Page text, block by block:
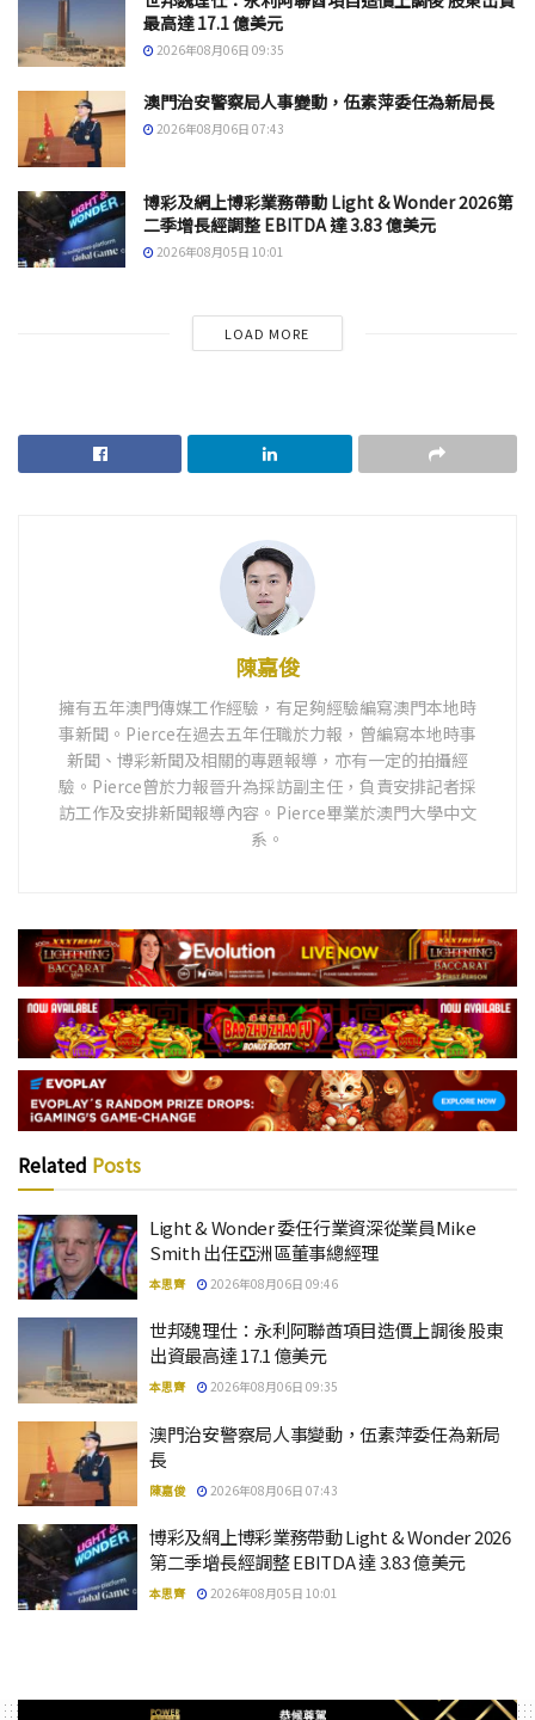
最高達 17.1 億美元
2026年08月06日 09:35
澳門治安警察局人事變動，伍素萍委任為新局長
2026年08月06日 07:43
博彩及網上博彩業務帶動 Light & Wonder 2026第
二季增長經調整 EBITDA 達 3.83 億美元
2026年08月05日 10:01
LOAD MORE
陳嘉俊
擁有五年澳門傳媒工作經驗，有足夠經驗編寫澳門本地時
事新聞。Pierce在過去五年任職於力報，曾編寫本地時事
新聞、博彩新聞及相關的專題報導，亦有一定的拍攝經
驗。Pierce曾於力報晉升為採訪副主任，負責安排記者採
訪工作及安排新聞報導內容。Pierce畢業於澳門大學中文
系。
Related Posts
Light & Wonder 委任行業資深從業員Mike
Smith 出任亞洲區董事總經理
本思齊 2026年08月06日 09:46
世邦魏理仕：永利阿聯酋項目造價上調後 股東
出資最高達 17.1 億美元
本思齊 2026年08月06日 09:35
澳門治安警察局人事變動，伍素萍委任為新局
長
陳嘉俊 2026年08月06日 07:43
博彩及網上博彩業務帶動 Light & Wonder 2026
第二季增長經調整 EBITDA 達 3.83 億美元
本思齊 2026年08月05日 10:01